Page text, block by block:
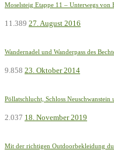
Moselsteig Etappe 11 – Unterwegs von
11.389 27. August 2016
Wandernadel und Wanderpass des
9.858 23. Oktober 2014
Pöllatschlucht, Schloss Neuschwanstein
2.037 18. November 2019
Mit der richtigen Outdoorbekleidung